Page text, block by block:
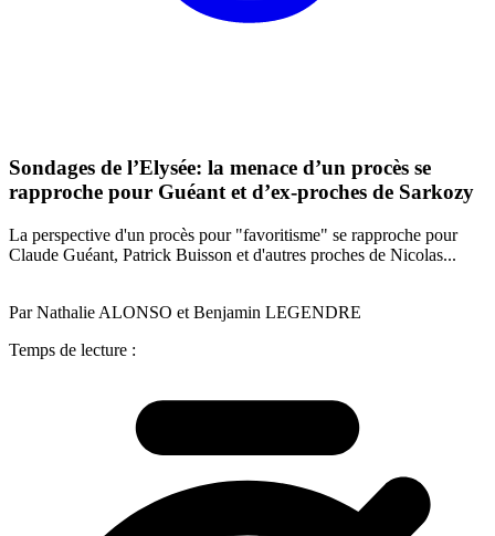
Sondages de l’Elysée: la menace d’un procès se
rapproche pour Guéant et d’ex-proches de Sarkozy
La perspective d'un procès pour "favoritisme" se rapproche pour
Claude Guéant, Patrick Buisson et d'autres proches de Nicolas...
Par Nathalie ALONSO et Benjamin LEGENDRE
Temps de lecture :